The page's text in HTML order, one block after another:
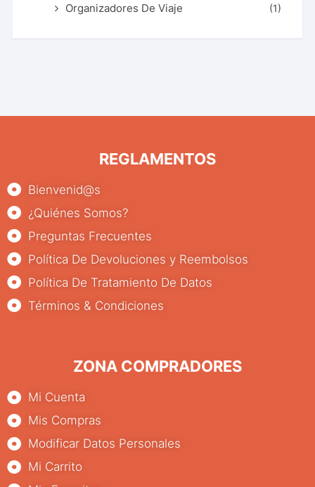
Organizadores De Viaje (1)
REGLAMENTOS
Bienvenid@s
¿Quiénes Somos?
Preguntas Frecuentes
Política De Devoluciones y Reembolsos
Política De Tratamiento De Datos
Términos & Condiciones
ZONA COMPRADORES
Mi Cuenta
Mis Compras
Modificar Datos Personales
Mi Carrito